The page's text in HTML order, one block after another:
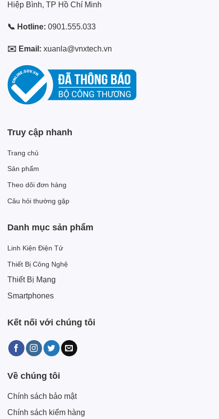
Hiệp Bình, TP Hồ Chí Minh
📞 Hotline: 0901.555.033
✉️ Email: xuanla@vnxtech.vn
Truy cập nhanh
Trang chủ
Sản phẩm
Theo dõi đơn hàng
Câu hỏi thường gặp
Danh mục sản phẩm
Linh Kiện Điện Tử
Thiết Bị Công Nghệ
Thiết Bị Mạng
Smartphones
Kết nối với chúng tôi
Về chúng tôi
Chính sách bảo mật
Chính sách kiểm hàng